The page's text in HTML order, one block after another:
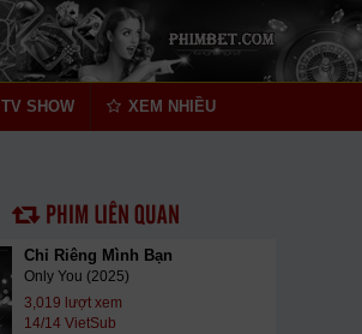
TV SHOW XEM NHIỀU
PHIM LIÊN QUAN
Chỉ Riêng Mình Bạn
Only You (2025)
3,019 lượt xem
14/14 VietSub